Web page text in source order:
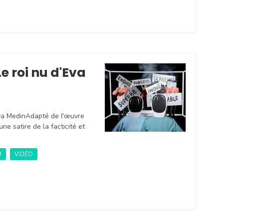
roi nu d'Eva
MedinAdapté de l'œuvre
satire de la facticité et
VIDÉO